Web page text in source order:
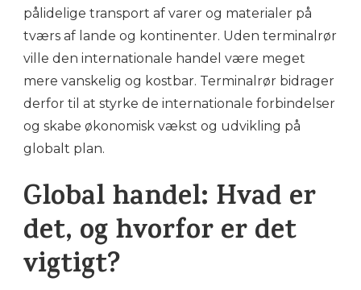
pålidelige transport af varer og materialer på
tværs af lande og kontinenter. Uden terminalrør
ville den internationale handel være meget
mere vanskelig og kostbar. Terminalrør bidrager
derfor til at styrke de internationale forbindelser
og skabe økonomisk vækst og udvikling på
globalt plan.
Global handel: Hvad er
det, og hvorfor er det
vigtigt?